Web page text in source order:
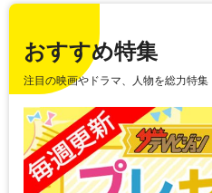
おすすめ特集
注目の映画やドラマ、人物を総力特集